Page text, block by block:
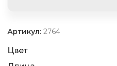
Артикул: 2764
Цвет